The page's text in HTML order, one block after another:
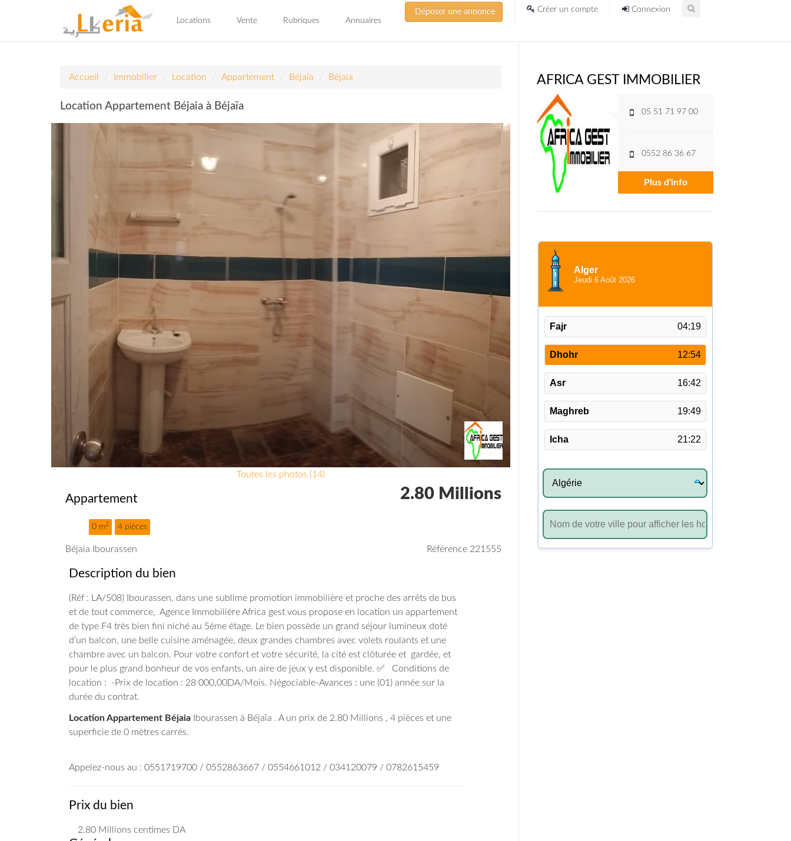
Locations Vente Rubriques Annuaires
Déposer une annonce Créer un compte Connexion
Accueil Immobilier Location Appartement Béjaïa Béjaia
Location Appartement Béjaia à Béjaïa
Toutes les photos (14)
Appartement
0 m2 4 pièces
2.80 Millions
Béjaia Ibourassen Référence 221555
Description du bien
(Réf : LA/508) Ibourassen, dans une sublime promotion immobilière et proche des arrêts de bus
et de tout commerce, Agence Immobilière Africa gest vous propose en location un appartement
de type F4 très bien fini niché au 5ème étage. Le bien possède un grand séjour lumineux doté
d’un balcon, une belle cuisine aménagée, deux grandes chambres avec volets roulants et une
chambre avec un balcon. Pour votre confort et votre sécurité, la cité est clôturée et gardée, et
pour le plus grand bonheur de vos enfants, un aire de jeux y est disponible. ✅ Conditions de
location : -Prix de location : 28 000,00DA/Mois. Négociable-Avances : une (01) année sur la
durée du contrat.
Location Appartement Béjaia
Ibourassen à Béjaïa . A un prix de 2.80 Millions , 4 pièces et une
superficie de 0 mètres carrés.
Appelez-nous au : 0551719700 / 0552863667 / 0554661012 / 034120079 / 0782615459
Prix du bien
2.80 Millions centimes DA
AFRICA GEST IMMOBILIER
05 51 71 97 00
0552 86 36 67
Plus d'info